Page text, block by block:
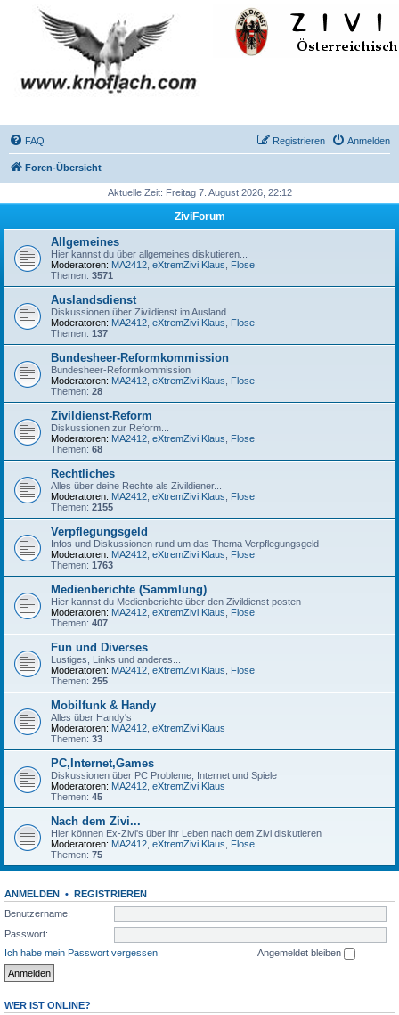
FAQ Anmelden
Registrieren
Foren-Übersicht
Aktuelle Zeit: Freitag 7. August 2026, 22:12
ZiviForum
Allgemeines
Hier kannst du über allgemeines diskutieren...
Moderatoren: MA2412 eXtremZivi Klaus
Flose
Themen: 3571
Auslandsdienst
Diskussionen über Zivildienst im Ausland
Moderatoren: MA2412 eXtremZivi Klaus
Flose
Themen: 137
Bundesheer-Reformkommission
Bundesheer-Reformkommission
Moderatoren: MA2412 eXtremZivi Klaus
Flose
Themen: 28
Zivildienst-Reform
Diskussionen zur Reform...
Moderatoren: MA2412 eXtremZivi Klaus
Flose
Themen: 68
Rechtliches
Alles über deine Rechte als Zivildiener...
Moderatoren: MA2412 eXtremZivi Klaus
Flose
Themen: 2155
Verpflegungsgeld
Infos und Diskussionen rund um das Thema Verpflegungsgeld
Moderatoren: MA2412 eXtremZivi Klaus
Flose
Themen: 1763
Medienberichte (Sammlung)
Hier kannst du Medienberichte über den Zivildienst posten
Moderatoren: MA2412 eXtremZivi Klaus
Flose
Themen: 407
Fun und Diverses
Lustiges, Links und anderes...
Moderatoren: MA2412 eXtremZivi Klaus
Flose
Themen: 255
Mobilfunk & Handy
Alles über Handy's
Moderatoren: MA2412 eXtremZivi Klaus
Themen: 33
PC,Internet,Games
Diskussionen über PC Probleme, Internet und Spiele
Moderatoren: MA2412 eXtremZivi Klaus
Themen: 45
Nach dem Zivi...
Hier können Ex-Zivi's über ihr Leben nach dem Zivi diskutieren
Moderatoren: MA2412 eXtremZivi Klaus
Flose
Themen: 75
ANMELDEN • REGISTRIEREN
Benutzername:
Passwort:
Ich habe mein Passwort vergessen
Angemeldet bleiben
WER IST ONLINE?